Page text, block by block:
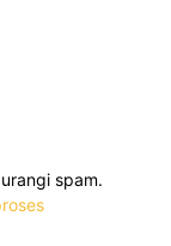
spam.